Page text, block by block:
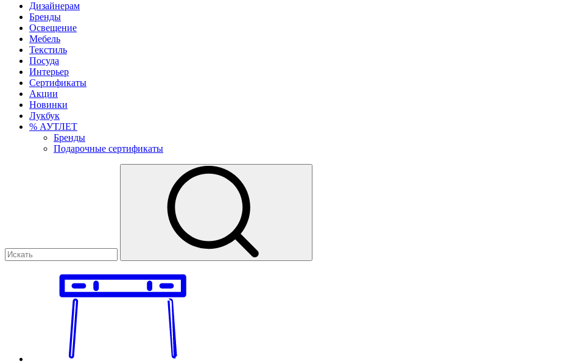
Дизайнерам
Бренды
Освещение
Мебель
Текстиль
Посуда
Интерьер
Сертификаты
Акции
Новинки
Лукбук
% АУТЛЕТ
Бренды
Подарочные сертификаты